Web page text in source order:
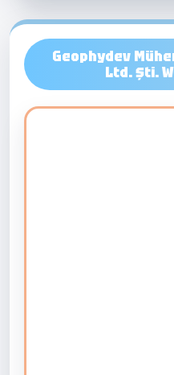
Geophydev
Ltd. Şti.